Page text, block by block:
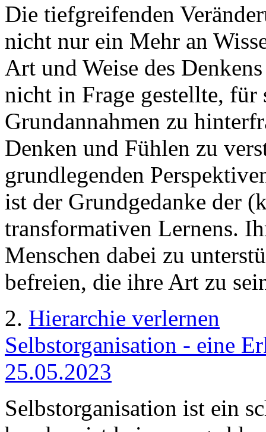
Die tiefgreifenden
nicht nur ein Mehr an
Art und Weise des
nicht in Frage gestellte, für
Grundannahmen zu
Denken und Fühlen zu
grundlegenden
ist der Grundgedanke der
transformativen Lernens.
Menschen dabei zu
befreien, die ihre Art zu
2. Hierarchie verlernen
Selbstorganisation - eine
25.05.2023
Selbstorganisation ist ein